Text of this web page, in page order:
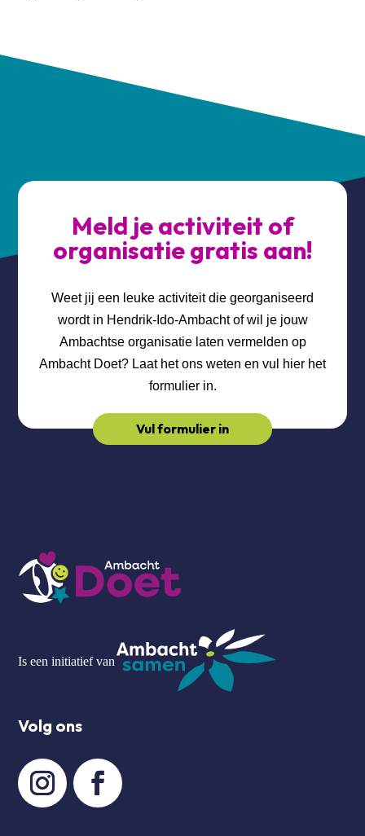
Meld je activiteit of
organisatie gratis aan!
Weet jij een leuke activiteit die georganiseerd
wordt in Hendrik-Ido-Ambacht of wil je jouw
Ambachtse organisatie laten vermelden op
Ambacht Doet? Laat het ons weten en vul hier het
formulier in.
Vul formulier in
Is een initiatief van
Volg ons